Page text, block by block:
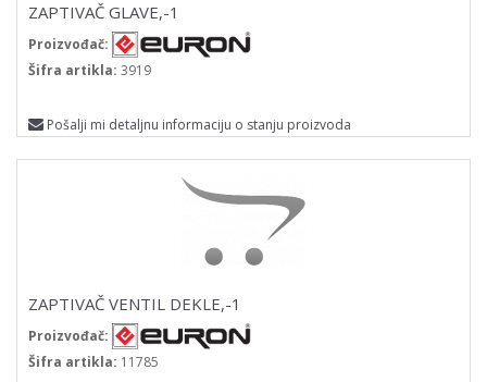
ZAPTIVAČ GLAVE,-1
Proizvođač:
Šifra artikla: 3919
Pošalji mi detaljnu informaciju o stanju proizvoda
ZAPTIVAČ VENTIL DEKLE,-1
Proizvođač:
Šifra artikla: 11785